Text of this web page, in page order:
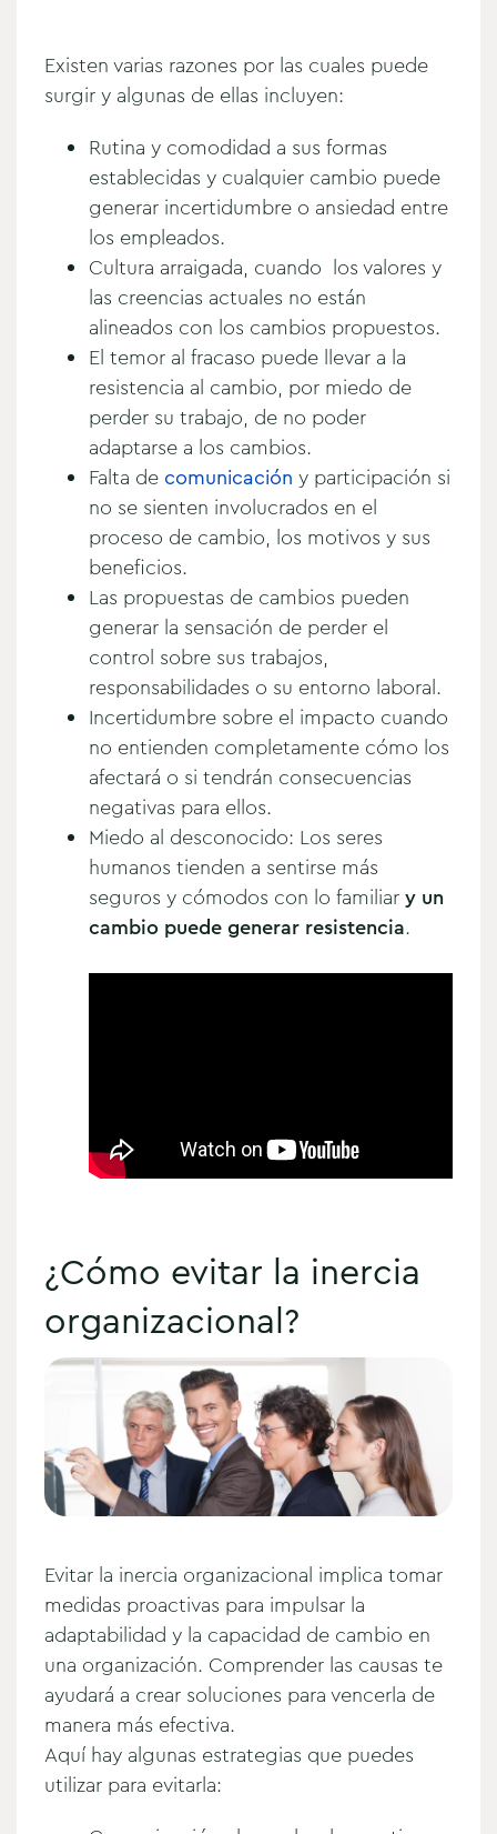
Existen varias razones por las cuales puede
surgir y algunas de ellas incluyen:
Rutina y comodidad a sus formas
establecidas y cualquier cambio puede
generar incertidumbre o ansiedad entre
los empleados.
Cultura arraigada, cuando los valores y
las creencias actuales no están
alineados con los cambios propuestos.
El temor al fracaso puede llevar a la
resistencia al cambio, por miedo de
perder su trabajo, de no poder
adaptarse a los cambios.
Falta de comunicación y participación si
no se sienten involucrados en el
proceso de cambio, los motivos y sus
beneficios.
Las propuestas de cambios pueden
generar la sensación de perder el
control sobre sus trabajos,
responsabilidades o su entorno laboral.
Incertidumbre sobre el impacto cuando
no entienden completamente cómo los
afectará o si tendrán consecuencias
negativas para ellos.
Miedo al desconocido: Los seres
humanos tienden a sentirse más
seguros y cómodos con lo familiary un
cambio puede generar resistencia.
¿Cómo evitar la inercia
organizacional?
Evitar la inercia organizacional implica tomar
medidas proactivas para impulsar la
adaptabilidad y la capacidad de cambio en
una organización. Comprender las causas te
ayudará a crear soluciones para vencerla de
manera más efectiva.
Aquí hay algunas estrategias que puedes
utilizar para evitarla: